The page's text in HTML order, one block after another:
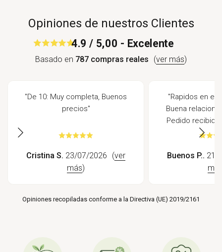
Opiniones de nuestros Clientes
4.9 / 5,00 - Excelente
Basado en 787 compras reales (ver más)
"De 10: Muy completa, Buenos
precios"
Cristina S. 23/07/2026 (ver
más)
"Rapidos en
Buena relacion
Pedido recibido
Buenos P.. 21/
Opiniones recopiladas conforme a la Directiva (UE) 2019/2161